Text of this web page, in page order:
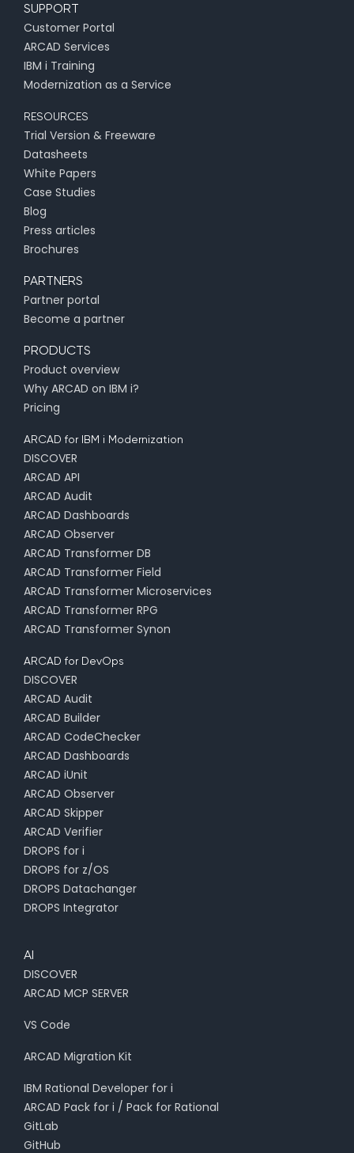
SUPPORT
Customer Portal
ARCAD Services
IBM i Training
Modernization as a Service
RESOURCES
Trial Version & Freeware
Datasheets
White Papers
Case Studies
Blog
Press articles
Brochures
PARTNERS
Partner portal
Become a partner
PRODUCTS
Product overview
Why ARCAD on IBM i?
Pricing
ARCAD for IBM i Modernization
DISCOVER
ARCAD API
ARCAD Audit
ARCAD Dashboards
ARCAD Observer
ARCAD Transformer DB
ARCAD Transformer Field
ARCAD Transformer Microservices
ARCAD Transformer RPG
ARCAD Transformer Synon
ARCAD for DevOps
DISCOVER
ARCAD Audit
ARCAD Builder
ARCAD CodeChecker
ARCAD Dashboards
ARCAD iUnit
ARCAD Observer
ARCAD Skipper
ARCAD Verifier
DROPS for i
DROPS for z/OS
DROPS Datachanger
DROPS Integrator
AI
DISCOVER
ARCAD MCP SERVER
VS Code
ARCAD Migration Kit
IBM Rational Developer for i
ARCAD Pack for i / Pack for Rational
GitLab
GitHub